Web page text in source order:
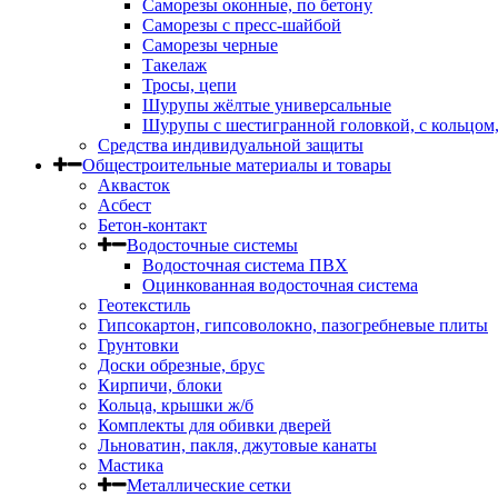
Саморезы оконные, по бетону
Саморезы с пресс-шайбой
Саморезы черные
Такелаж
Тросы, цепи
Шурупы жёлтые универсальные
Шурупы с шестигранной головкой, с
Средства индивидуальной защиты
Общестроительные материалы и товары
Аквасток
Асбест
Бетон-контакт
Водосточные системы
Водосточная система ПВХ
Оцинкованная водосточная система
Геотекстиль
Гипсокартон, гипсоволокно, пазогребневые плиты
Грунтовки
Доски обрезные, брус
Кирпичи, блоки
Кольца, крышки ж/б
Комплекты для обивки дверей
Льноватин, пакля, джутовые канаты
Мастика
Металлические сетки